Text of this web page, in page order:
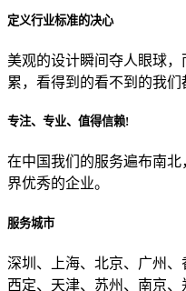
贵公司的团队规模是？
目前主要的营销渠道是？
定义行业标准的决心
美观的设计瞬间夺人眼球
累，看得到的看不到的我们
专注、专业、值得信赖!
在中国我们的服务遍布南
界优秀的企业。
服务城市
深圳、上海、北京、广州、
西定、天津、苏州、南京、